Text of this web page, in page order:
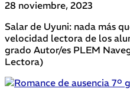
28 noviembre, 2023
Salar de Uyuni: nada más
velocidad lectora de los
grado Autor/es PLEM
Lectora)